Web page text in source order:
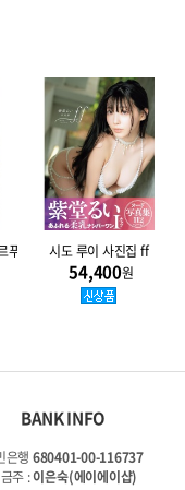
푸라 Purpura시도 루이 사진집 ff
54,400원
BANK INFO
은행 680401-00-116737
주 :이은숙(에이에이샵)